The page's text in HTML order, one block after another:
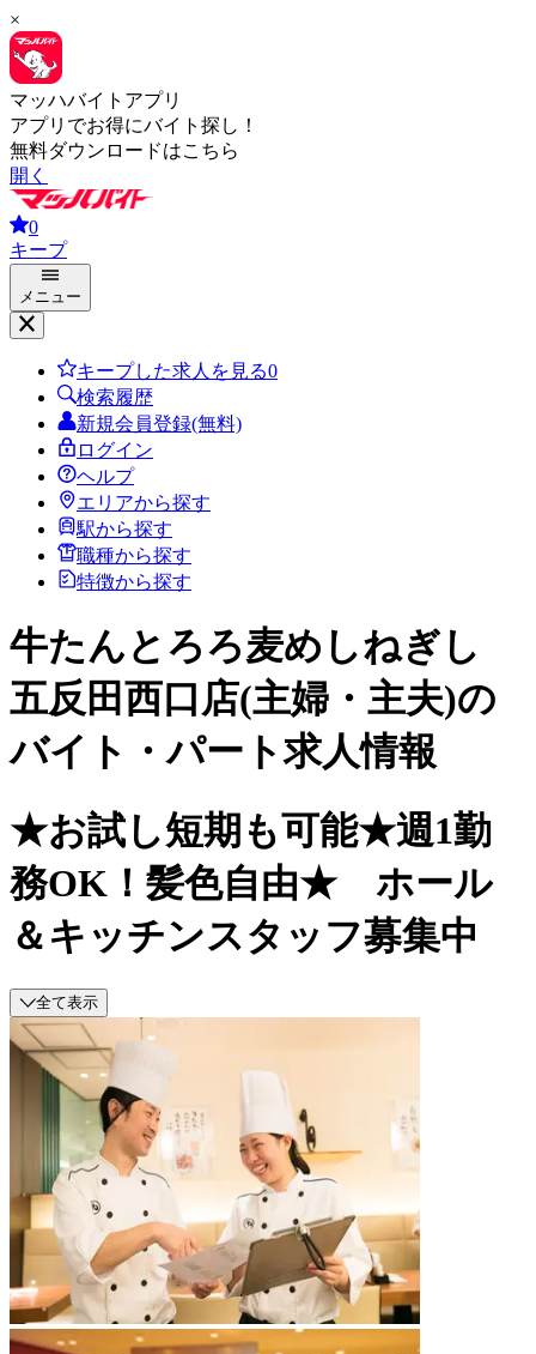
×
マッハバイトアプリ
アプリでお得にバイト探し！
無料ダウンロードはこちら
開く
0
キープ
メニュー
キープした求人を見る0
検索履歴
新規会員登録(無料)
ログイン
ヘルプ
エリアから探す
駅から探す
職種から探す
特徴から探す
牛たんとろろ麦めしねぎし
五反田西口店(主婦・主夫)の
バイト・パート求人情報
★お試し短期も可能★週1勤
務OK！髪色自由★ ホール
＆キッチンスタッフ募集中
全て表示